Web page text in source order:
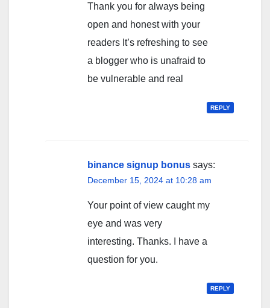
Thank you for always being
open and honest with your
readers It’s refreshing to see
a blogger who is unafraid to
be vulnerable and real
REPLY
binance signup bonus says:
December 15, 2024 at 10:28 am
Your point of view caught my
eye and was very
interesting. Thanks. I have a
question for you.
REPLY